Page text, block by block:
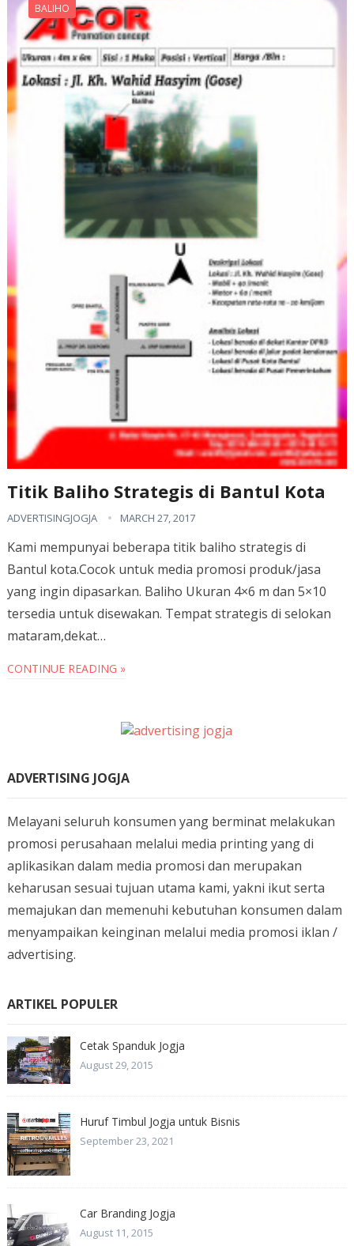
BALIHO
Titik Baliho Strategis di Bantul Kota
ADVERTISINGJOGJA MARCH 27, 2017
Kami mempunyai beberapa titik baliho strategis di
Bantul kota.Cocok untuk media promosi produk/jasa
yang ingin dipasarkan. Baliho Ukuran 4×6 m dan 5×10
tersedia untuk disewakan. Tempat strategis di selokan
mataram,dekat…
CONTINUE READING »
ADVERTISING JOGJA
Melayani seluruh konsumen yang berminat melakukan
promosi perusahaan melalui media printing yang di
aplikasikan dalam media promosi dan merupakan
keharusan sesuai tujuan utama kami, yakni ikut serta
memajukan dan memenuhi kebutuhan konsumen dalam
menyampaikan keinginan melalui media promosi iklan /
advertising.
ARTIKEL POPULER
Cetak Spanduk Jogja
August 29, 2015
Huruf Timbul Jogja untuk Bisnis
September 23, 2021
Car Branding Jogja
August 11, 2015